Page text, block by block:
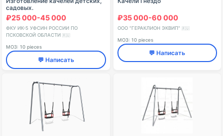
садовых.
₽25 000-45 000
ФКУ ИК-5 УФСИН РОССИИ ПО
ПСКОВСКОЙ ОБЛАСТИ 🇷🇺
МОЗ: 10 pieces
💬 Написать
₽35 000-60 000
ООО "ГЕРАКЛИОН ЭКВИП" 🇷🇺
МОЗ: 10 pieces
💬 Написать